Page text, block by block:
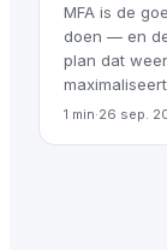
MFA is de
doen — en
plan dat
1 min·26 sep.